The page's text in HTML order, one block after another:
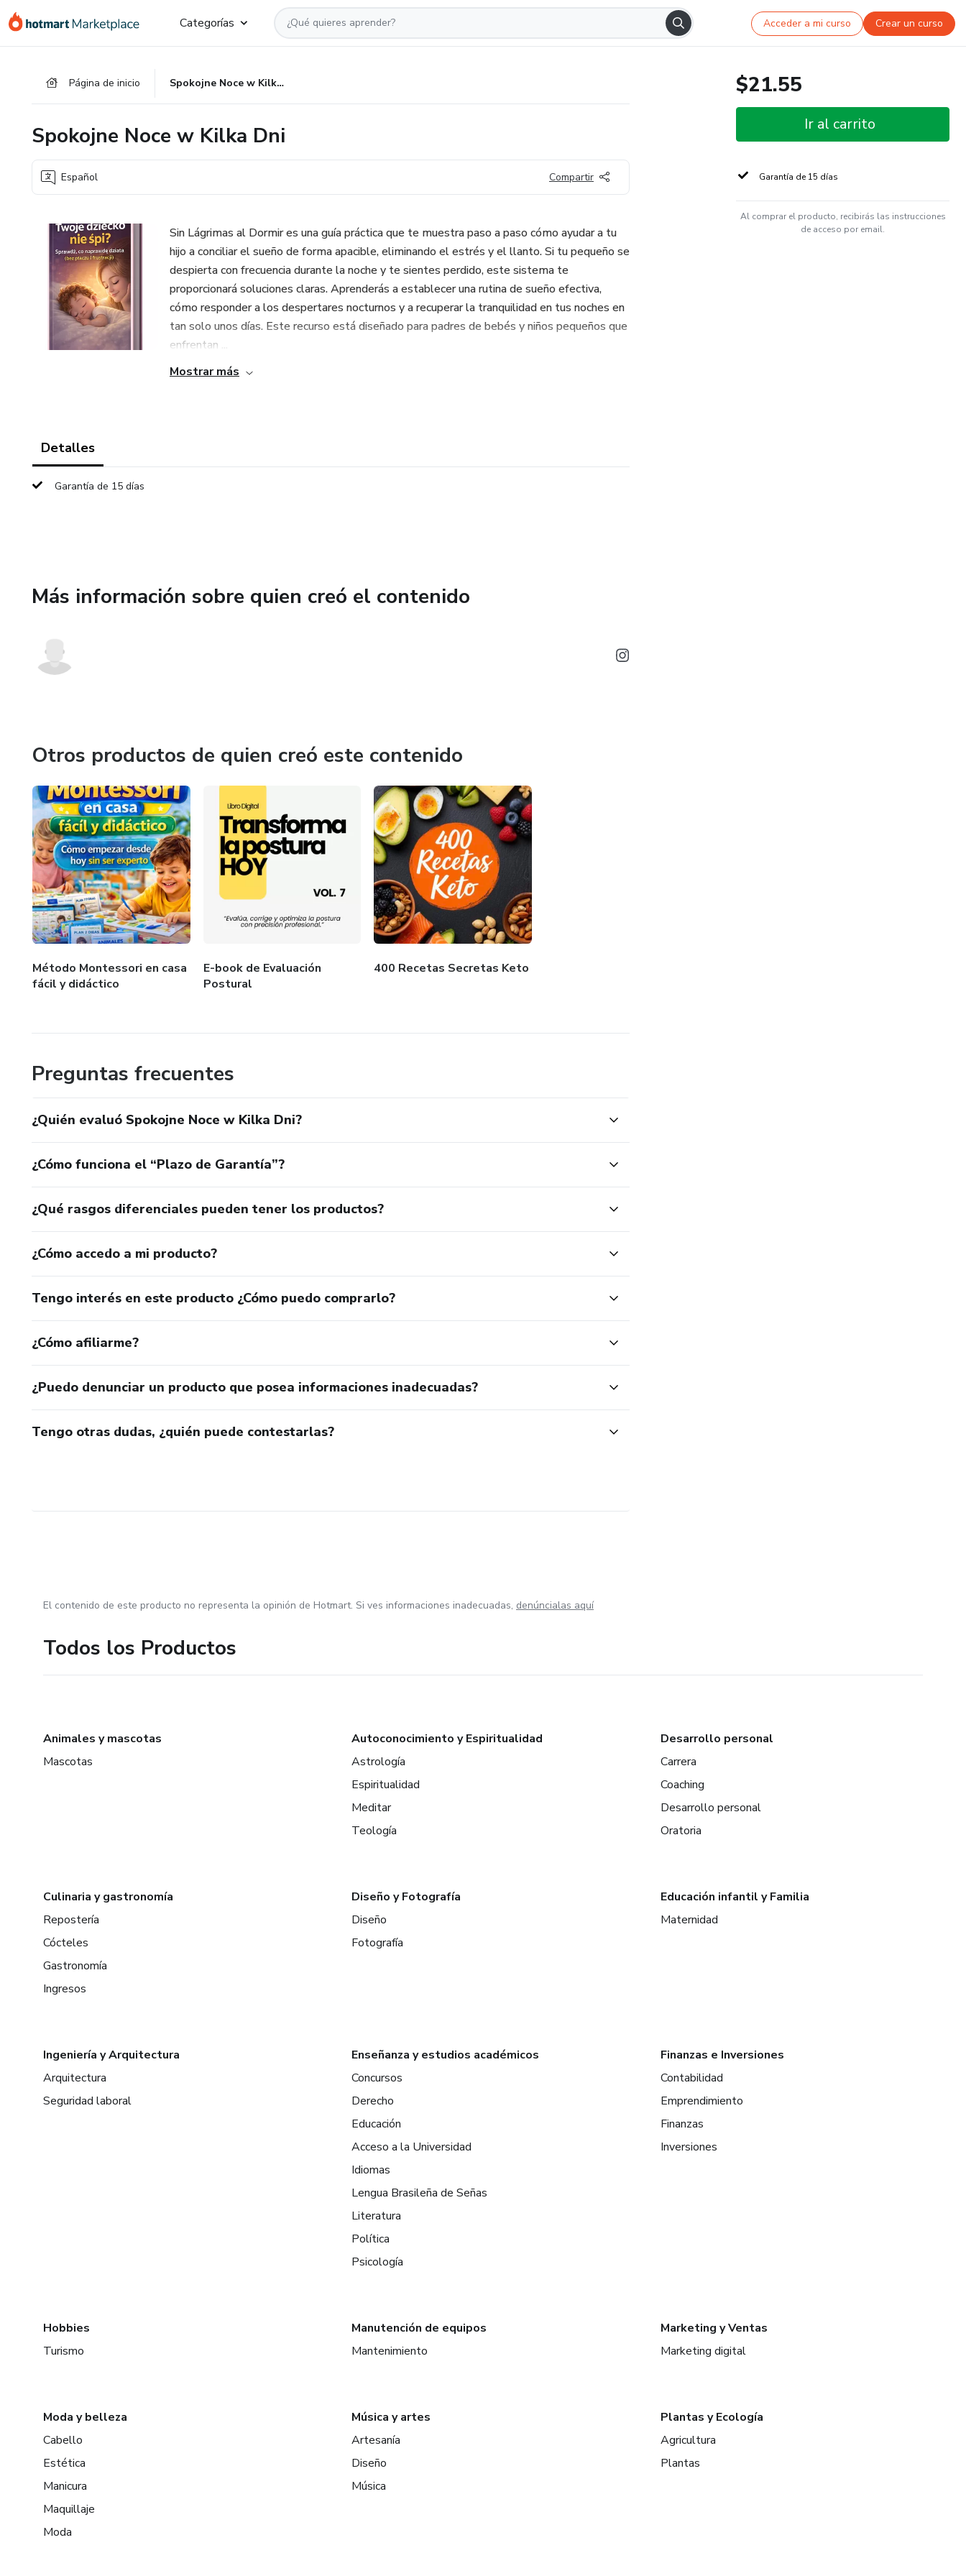
Categorías Acceder a mi curso Crear un curso
Página de inicio Spokojne Noce w Kilka Dni
Spokojne Noce w Kilka Dni
Español Compartir
Sin Lágrimas al Dormir es una guía práctica que te muestra paso a paso cómo ayudar a tu
hijo a conciliar el sueño de forma apacible, eliminando el estrés y el llanto. Si tu pequeño se
despierta con frecuencia durante la noche y te sientes perdido, este sistema te
proporcionará soluciones claras. Aprenderás a establecer una rutina de sueño efectiva,
cómo responder a los despertares nocturnos y a recuperar la tranquilidad en tus noches en
tan solo unos días. Este recurso está diseñado para padres de bebés y niños pequeños que
enfrentan ...
Mostrar más
Detalles
Garantía de 15 días
Más información sobre quien creó el contenido
Otros productos de quien creó este contenido
Método Montessori en casa
fácil y didáctico
E-book de Evaluación
Postural
400 Recetas Secretas Keto
Preguntas frecuentes
¿Quién evaluó Spokojne Noce w Kilka Dni?
¿Cómo funciona el “Plazo de Garantía”?
¿Qué rasgos diferenciales pueden tener los productos?
¿Cómo accedo a mi producto?
Tengo interés en este producto ¿Cómo puedo comprarlo?
¿Cómo afiliarme?
¿Puedo denunciar un producto que posea informaciones inadecuadas?
Tengo otras dudas, ¿quién puede contestarlas?
$21.55
Ir al carrito
Garantía de 15 días
Al comprar el producto, recibirás las instrucciones
de acceso por email.
El contenido de este producto no representa la opinión de Hotmart. Si ves informaciones inadecuadas, denúncialas aquí
Todos los Productos
Animales y mascotas
Mascotas
Autoconocimiento y Espiritualidad
Astrología
Espiritualidad
Meditar
Teología
Desarrollo personal
Carrera
Coaching
Desarrollo personal
Oratoria
Culinaria y gastronomía
Repostería
Cócteles
Gastronomía
Ingresos
Diseño y Fotografía
Diseño
Fotografía
Educación infantil y Familia
Maternidad
Ingeniería y Arquitectura
Arquitectura
Seguridad laboral
Enseñanza y estudios académicos
Concursos
Derecho
Educación
Acceso a la Universidad
Idiomas
Lengua Brasileña de Señas
Literatura
Política
Psicología
Finanzas e Inversiones
Contabilidad
Emprendimiento
Finanzas
Inversiones
Hobbies
Turismo
Manutención de equipos
Mantenimiento
Marketing y Ventas
Marketing digital
Moda y belleza
Cabello
Estética
Manicura
Maquillaje
Moda
Música y artes
Artesanía
Diseño
Música
Plantas y Ecología
Agricultura
Plantas